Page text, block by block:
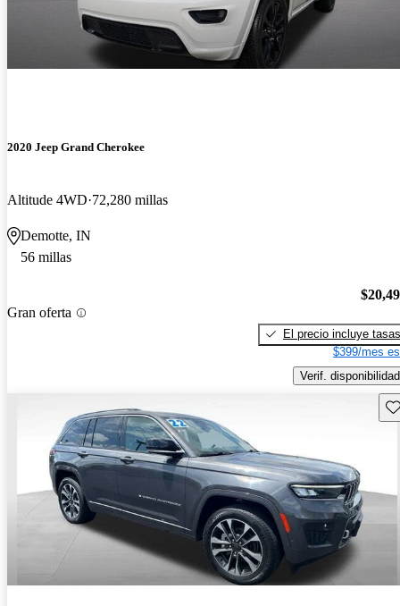
2020 Jeep Grand Cherokee
Altitude 4WD 72,280 millas
Demotte, IN
56 millas
Gran oferta
El precio incluye tasas
$399/mes
Verif. disponibilidad